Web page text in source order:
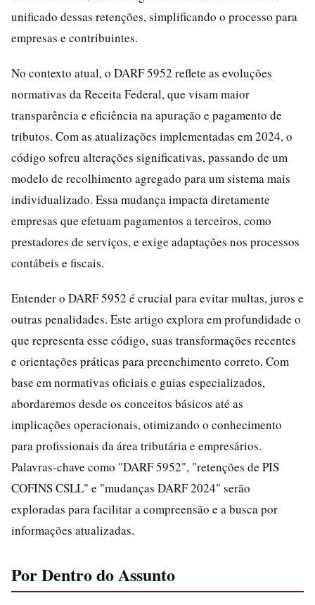
unificado dessas retenções, simplificando o processo para
empresas e contribuintes.
No contexto atual, o DARF 5952 reflete as evoluções
normativas da Receita Federal, que visam maior
transparência e eficiência na apuração e pagamento de
tributos. Com as atualizações implementadas em 2024, o
código sofreu alterações significativas, passando de um
modelo de recolhimento agregado para um sistema mais
individualizado. Essa mudança impacta diretamente
empresas que efetuam pagamentos a terceiros, como
prestadores de serviços, e exige adaptações nos processos
contábeis e fiscais.
Entender o DARF 5952 é crucial para evitar multas, juros e
outras penalidades. Este artigo explora em profundidade o
que representa esse código, suas transformações recentes
e orientações práticas para preenchimento correto. Com
base em normativas oficiais e guias especializados,
abordaremos desde os conceitos básicos até as
implicações operacionais, otimizando o conhecimento
para profissionais da área tributária e empresários.
Palavras-chave como "DARF 5952", "retenções de PIS
COFINS CSLL" e "mudanças DARF 2024" serão
exploradas para facilitar a compreensão e a busca por
informações atualizadas.
Por Dentro do Assunto